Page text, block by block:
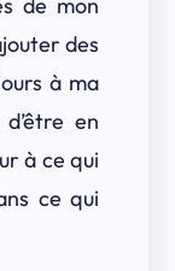
des
à ma
en
à ce qui
ce qui